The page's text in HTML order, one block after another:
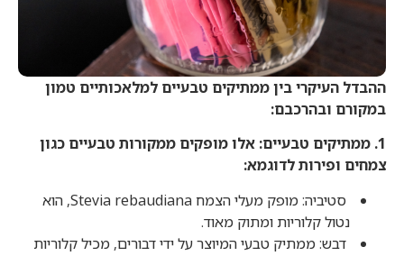
ההבדל העיקרי בין ממתיקים טבעיים למלאכותיים טמון
במקורם ובהרכבם:
1. ממתיקים טבעיים: אלו מופקים ממקורות טבעיים כגון
צמחים ופירות לדוגמא:
סטיביה: מופק מעלי הצמח Stevia rebaudiana, הוא
נטול קלוריות ומתוק מאוד.
דבש: ממתיק טבעי המיוצר על ידי דבורים, מכיל קלוריות